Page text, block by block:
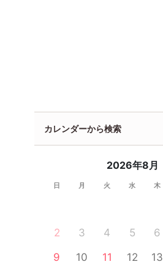
カレンダーから検索
2026年8月
日 月 火 水 木
2
3 4 5 6
9
10 11 12 13